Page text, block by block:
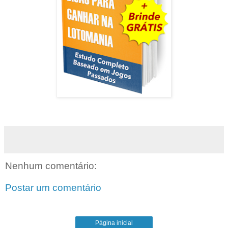
Nenhum comentário:
Postar um comentário
Página inicial